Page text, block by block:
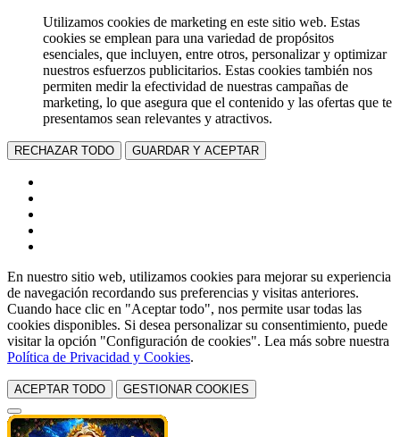
Utilizamos cookies de marketing en este sitio web. Estas
cookies se emplean para una variedad de propósitos
esenciales, que incluyen, entre otros, personalizar y optimizar
nuestros esfuerzos publicitarios. Estas cookies también nos
permiten medir la efectividad de nuestras campañas de
marketing, lo que asegura que el contenido y las ofertas que te
presentamos sean relevantes y atractivos.
RECHAZAR TODO GUARDAR Y ACEPTAR
En nuestro sitio web, utilizamos cookies para mejorar su experiencia
de navegación recordando sus preferencias y visitas anteriores.
Cuando hace clic en "Aceptar todo", nos permite usar todas las
cookies disponibles. Si desea personalizar su consentimiento, puede
visitar la opción "Configuración de cookies". Lea más sobre nuestra
Política de Privacidad y Cookies.
ACEPTAR TODO GESTIONAR COOKIES